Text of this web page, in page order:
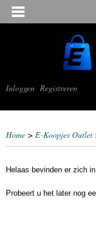
Inloggen Registreren
Home > E-Koopjes Outlet
Helaas bevinden er zich
Probeert u het later nog